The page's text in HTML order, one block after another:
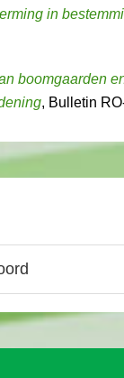
in
boomgaarden
, Bulletin